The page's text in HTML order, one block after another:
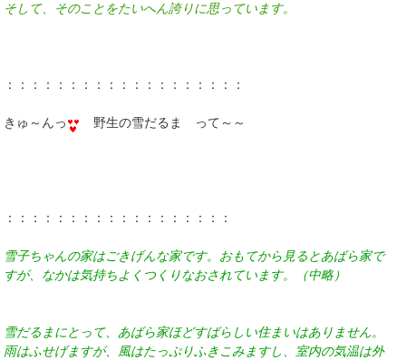
そして、そのことをたいへん誇りに思っています。
：：：：：：：：：：：：：：：：：：：
きゅ～んっ 野生の雪だるま って～～
：：：：：：：：：：：：：：：：：：
雪子ちゃんの家はごきげんな家です。おもてから見るとあばら家で
すが、なかは気持ちよくつくりなおされています。（中略）
雪だるまにとって、あばら家ほどすばらしい住まいはありません。
雨はふせげますが、風はたっぷりふきこみますし、室内の気温は外